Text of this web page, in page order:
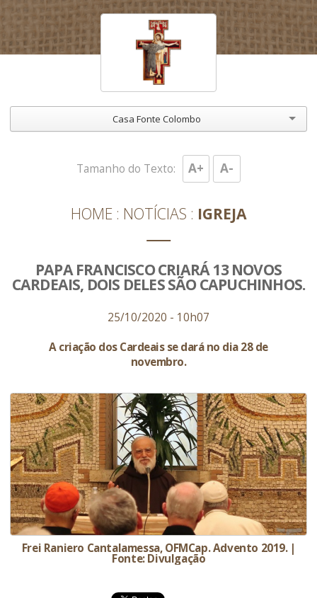
Casa Fonte Colombo
HOME NOTÍCIAS IGREJA
Tamanho do Texto: A+ A-
PAPA FRANCISCO CRIARÁ 13 NOVOS
CARDEAIS, DOIS DELES SÃO CAPUCHINHOS.
25/10/2020 - 10h07
A criação dos Cardeais se dará no dia 28 de
novembro.
Frei Raniero Cantalamessa, OFMCap. Advento 2019. |
Fonte: Divulgação